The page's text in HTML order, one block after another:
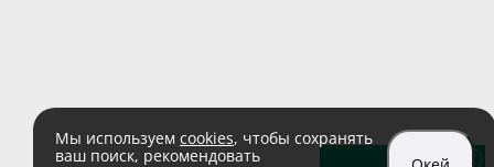
Мы используем cookies, чтобы сохранять
ваш поиск, рекомендовать